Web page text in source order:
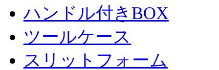
ハンドル付きBOX
ツールケース
スリットフォーム